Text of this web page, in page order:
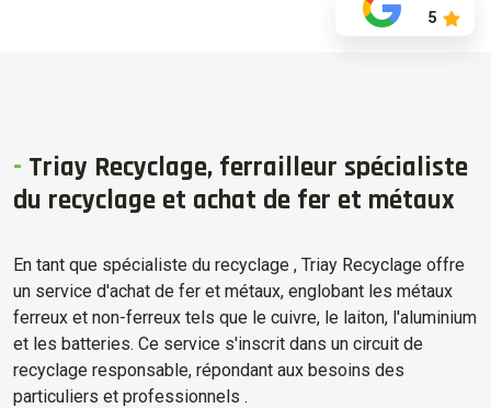
5
- Triay Recyclage, ferrailleur spécialiste
du recyclage et achat de fer et métaux
En tant que spécialiste du recyclage , Triay Recyclage offre
un service d'achat de fer et métaux, englobant les métaux
ferreux et non-ferreux tels que le cuivre, le laiton, l'aluminium
et les batteries. Ce service s'inscrit dans un circuit de
recyclage responsable, répondant aux besoins des
particuliers et professionnels .